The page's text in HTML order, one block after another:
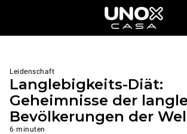
Leidenschaft
Langlebigkeits-Diät:
Geheimnisse der
Bevölkerungen der
6 minuten